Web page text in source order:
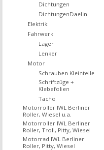
Dichtungen
DichtungenDaelin
Elektrik
Fahrwerk
Lager
Lenker
Motor
Schrauben Kleinteile
Schriftzüge +
Klebefolien
Tacho
Motorroller IWL Berliner
Roller, Wiesel u.a.
Motorroller IWL Berliner
Roller, Troll, Pitty, Wiesel
Motorrad IWL Berliner
Roller, Pitty, Wiesel